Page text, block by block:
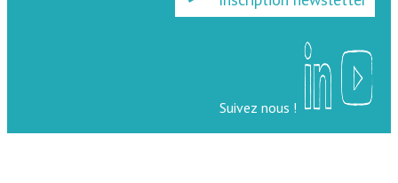
Suivez nous !